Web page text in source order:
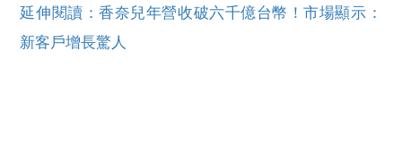
延伸閱讀：香奈兒年營收破六千億台幣！市場顯示：
新客戶增長驚人